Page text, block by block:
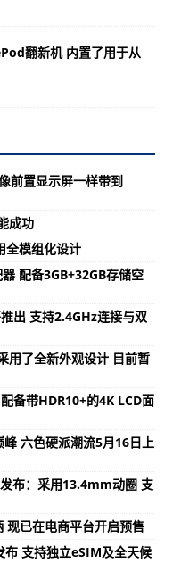
翻新机 内置了用于从
前置显示屏一样带到
成功
全模组化设计
配备3GB+32GB存储空
出 支持2.4GHz连接与双
用了全新外观设计 目前暂
备带HDR10+的4K LCD面
六色硬派潮流5月16日上
布：采用13.4mm动圈 支
现已在电商平台开启预售
支持独立eSIM及全天候